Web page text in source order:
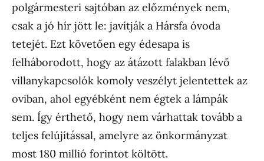
polgármesteri sajtóban az előzmények nem,
csak a jó hír jött le: javítják a Hársfa óvoda
tetejét. Ezt követően egy édesapa is
felháborodott, hogy az átázott falakban lévő
villanykapcsolók komoly veszélyt jelentettek az
oviban, ahol egyébként nem égtek a lámpák
sem. Így érthető, hogy nem várhattak tovább a
teljes felújítással, amelyre az önkormányzat
most 180 millió forintot költött.